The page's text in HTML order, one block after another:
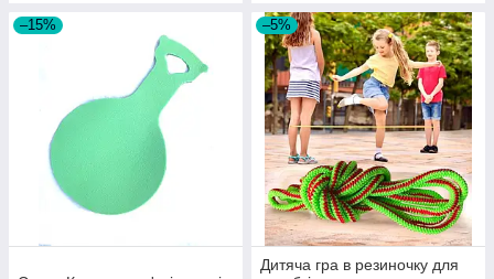
–15% –5%
Дитяча гра в резиночку для